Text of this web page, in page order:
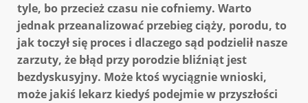
tyle, bo przecież czasu nie cofniemy. Warto
jednak przeanalizować przebieg ciąży, porodu, to
jak toczył się proces i dlaczego sąd podzielił nasze
zarzuty, że błąd przy porodzie bliźniąt jest
bezdyskusyjny. Może ktoś wyciągnie wnioski,
może jakiś lekarz kiedyś podejmie w przyszłości